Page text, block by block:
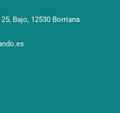
Bajo, 12530 Borriana